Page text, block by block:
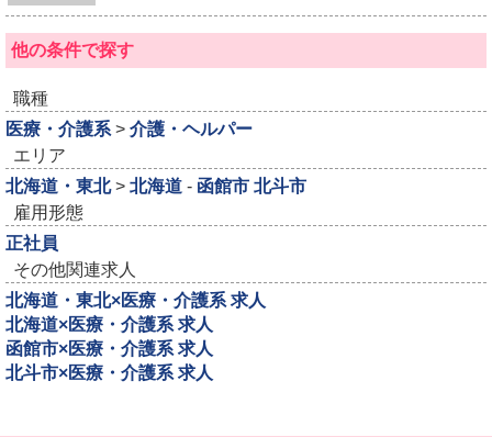
他の条件で探す
職種
医療・介護系 > 介護・ヘルパー
エリア
北海道・東北> 北海道 - 函館市 北斗市
雇用形態
正社員
その他関連求人
北海道・東北×医療・介護系 求人
北海道×医療・介護系 求人
函館市×医療・介護系 求人
北斗市×医療・介護系 求人